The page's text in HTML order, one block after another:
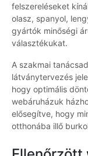
felszereléseket
olasz, spanyol,
gyártók minőségi
választékukat.
A szakmai
látványtervezés
hogy optimális
webáruházuk
elősegítve, hogy
otthonába illő